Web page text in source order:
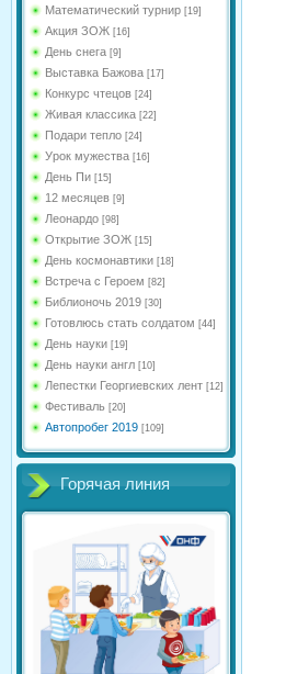
Математический турнир [19]
Акция ЗОЖ [16]
День снега [9]
Выставка Бажова [17]
Конкурс чтецов [24]
Живая классика [22]
Подари тепло [24]
Урок мужества [16]
День Пи [15]
12 месяцев [9]
Леонардо [98]
Открытие ЗОЖ [15]
День космонавтики [18]
Встреча с Героем [82]
Библионочь 2019 [30]
Готовлюсь стать солдатом [44]
День науки [19]
День науки англ [10]
Лепестки Георгиевских лент [12]
Фестиваль [20]
Автопробег 2019 [109]
Горячая линия